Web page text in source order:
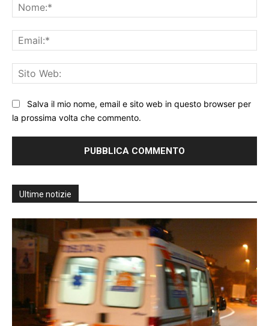
Salva il mio nome, email e sito web in questo browser per
la prossima volta che commento.
Ultime notizie